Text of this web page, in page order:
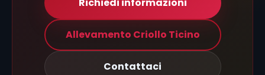
Allevamento Criollo Ticino
Contattaci